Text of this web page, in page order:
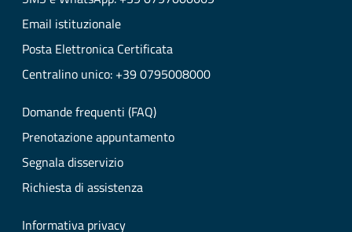
Email istituzionale
Posta Elettronica Certificata
Centralino unico: +39 0795008000
Domande frequenti (FAQ)
Prenotazione appuntamento
Segnala disservizio
Richiesta di assistenza
Informativa privacy